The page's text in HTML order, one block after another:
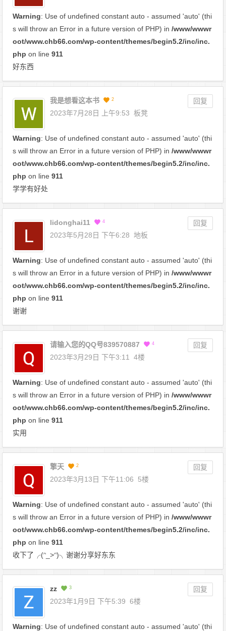
Warning: Use of undefined constant auto - assumed 'auto' (thi
s will throw an Error in a future version of PHP) in/www/wwwr
oot/www.chb66.com/wp-content/themes/begin5.2/inc/inc.
php on line911
好东西
我是想看这本书 2
回复
2023年7月28日 上午9:53 板凳
Warning: Use of undefined constant auto - assumed 'auto' (thi
s will throw an Error in a future version of PHP) in/www/wwwr
oot/www.chb66.com/wp-content/themes/begin5.2/inc/inc.
php on line911
学学有好处
lidonghai11 4
回复
2023年5月28日 下午6:28 地板
Warning: Use of undefined constant auto - assumed 'auto' (thi
s will throw an Error in a future version of PHP) in/www/wwwr
oot/www.chb66.com/wp-content/themes/begin5.2/inc/inc.
php on line911
谢谢
请输入您的QQ号839570887 4
回复
2023年3月29日 下午3:11
4楼
Warning: Use of undefined constant auto - assumed 'auto' (thi
s will throw an Error in a future version of PHP) in/www/wwwr
oot/www.chb66.com/wp-content/themes/begin5.2/inc/inc.
php on line911
实用
擎天 2
回复
2023年3月13日 下午11:06
5楼
Warning: Use of undefined constant auto - assumed 'auto' (thi
s will throw an Error in a future version of PHP) in/www/wwwr
oot/www.chb66.com/wp-content/themes/begin5.2/inc/inc.
php on line911
收下了╭(ᵔ_>ᵔ)╮谢谢分享好东东
zz 3
回复
2023年1月9日 下午5:39 6楼
Warning: Use of undefined constant auto - assumed 'auto' (thi